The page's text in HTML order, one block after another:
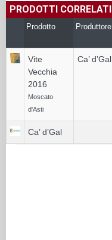
PRODOTTI CORRELATI
Prodotto Produttore
Vite
Vecchia
2016
Moscato
d'Asti
Ca’ d’Gal
Ca’ d’Gal